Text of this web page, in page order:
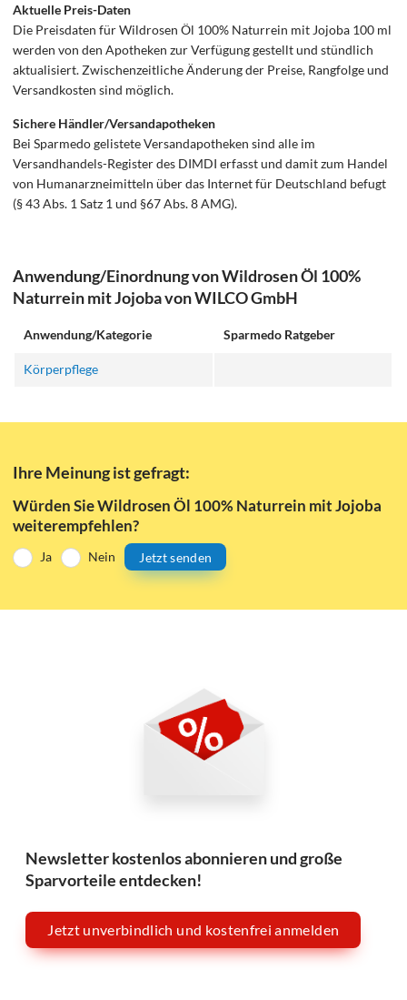
Aktuelle Preis-Daten
Die Preisdaten für Wildrosen Öl 100% Naturrein mit Jojoba 100 ml
werden von den Apotheken zur Verfügung gestellt und stündlich
aktualisiert. Zwischenzeitliche Änderung der Preise, Rangfolge und
Versandkosten sind möglich.
Sichere Händler/Versandapotheken
Bei Sparmedo gelistete Versandapotheken sind alle im
Versandhandels-Register des DIMDI erfasst und damit zum Handel
von Humanarzneimitteln über das Internet für Deutschland befugt
(§ 43 Abs. 1 Satz 1 und §67 Abs. 8 AMG).
Anwendung/Einordnung von Wildrosen Öl 100%
Naturrein mit Jojoba von WILCO GmbH
Anwendung/Kategorie Sparmedo Ratgeber
Körperpflege
Ihre Meinung ist gefragt:
Würden Sie Wildrosen Öl 100% Naturrein mit Jojoba
weiterempfehlen?
Ja Nein Jetzt senden
Newsletter kostenlos abonnieren und große
Sparvorteile entdecken!
Jetzt unverbindlich und kostenfrei anmelden